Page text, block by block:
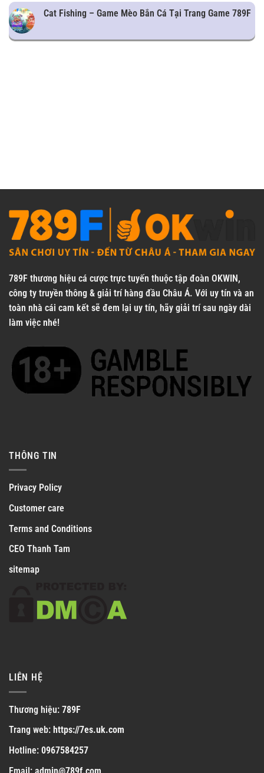
Cat Fishing – Game Mèo Bắn Cá Tại Trang Game 789F
789F thương hiệu cá cược trực tuyến thuộc tập đoàn OKWIN,
công ty truyền thông & giải trí hàng đầu Châu Á. Với uy tín và an
toàn nhà cái cam kết sẽ đem lại uy tín, hãy giải trí sau ngày dài
làm việc nhé!
THÔNG TIN
Privacy Policy
Customer care
Terms and Conditions
CEO Thanh Tam
sitemap
LIÊN HỆ
Thương hiệu: 789F
Trang web: https://7es.uk.com
Hotline: 0967584257
Email: admin@789f.com